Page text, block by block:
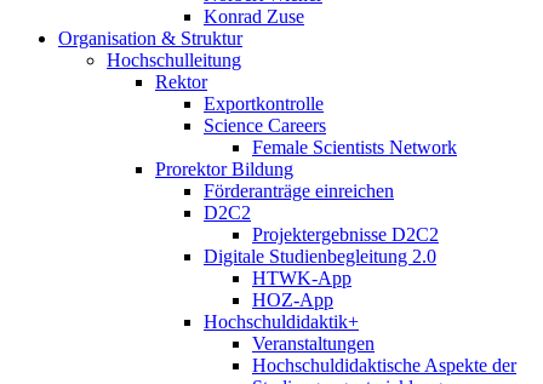
Konrad Zuse
Organisation & Struktur
Hochschulleitung
Rektor
Exportkontrolle
Science Careers
Female Scientists Network
Prorektor Bildung
Förderanträge einreichen
D2C2
Projektergebnisse D2C2
Digitale Studienbegleitung 2.0
HTWK-App
HOZ-App
Hochschuldidaktik+
Veranstaltungen
Hochschuldidaktische Aspekte der